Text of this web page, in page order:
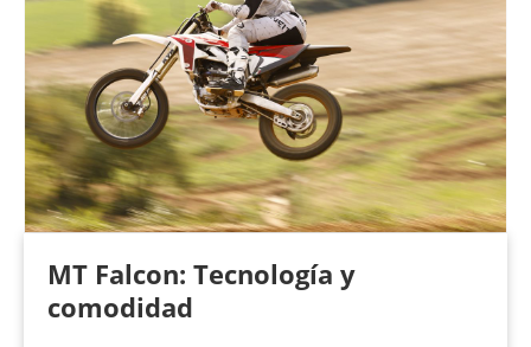
MT Falcon: Tecnología y
comodidad